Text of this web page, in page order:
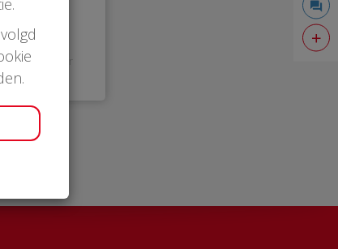
19:26 uur